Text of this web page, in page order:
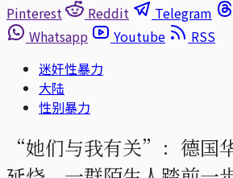
Pinterest
Reddit Telegram
Whatsapp
Youtube
RSS
迷奸性暴力
大陆
性别暴力
“她们与我有关”：德国